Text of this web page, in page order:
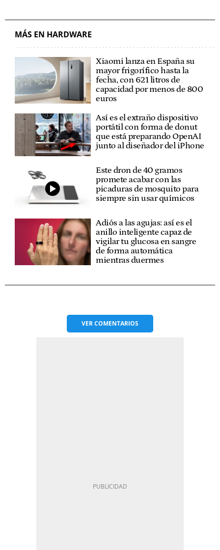
MÁS EN HARDWARE
Xiaomi lanza en España su
mayor frigorífico hasta la
fecha, con 621 litros de
capacidad por menos de 800
euros
Así es el extraño dispositivo
portátil con forma de donut
que está preparando OpenAI
junto al diseñador del iPhone
Este dron de 40 gramos
promete acabar con las
picaduras de mosquito para
siempre sin usar químicos
Adiós a las agujas: así es el
anillo inteligente capaz de
vigilar tu glucosa en sangre
de forma automática
mientras duermes
VERCOMENTARIOS